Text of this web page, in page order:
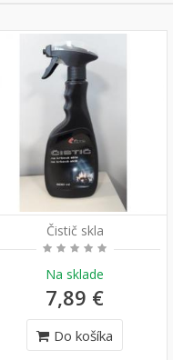
Čistič skla
Na sklade
7,89 €
Do košíka